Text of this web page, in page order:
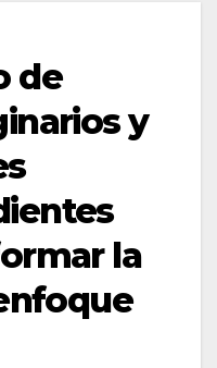
de
y
la